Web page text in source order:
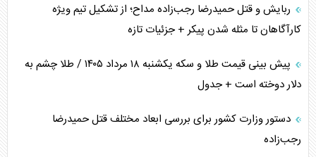
ربایش و قتل حمیدرضا رجب‌زاده مداح؛ از تشکیل تیم ویژه
کارآگاهان تا مثله شدن پیکر + جزئیات تازه
پیش بینی قیمت طلا و سکه یکشنبه ۱۸ مرداد ۱۴۰۵ / طلا چشم به
دلار دوخته است + جدول
دستور وزارت کشور برای بررسی ابعاد مختلف قتل حمیدرضا
رجب‌زاده